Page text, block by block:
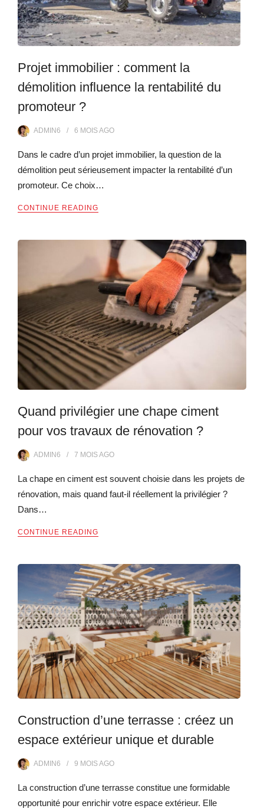
Projet immobilier : comment la
démolition influence la rentabilité du
promoteur ?
ADMIN6 6 MOISAGO
Dans le cadre d’un projet immobilier, la question de la
démolition peut sérieusement impacter la rentabilité d’un
promoteur. Ce choix…
CONTINUE READING
Quand privilégier une chape ciment
pour vos travaux de rénovation ?
ADMIN6 7 MOISAGO
La chape en ciment est souvent choisie dans les projets de
rénovation, mais quand faut-il réellement la privilégier ?
Dans…
CONTINUE READING
Construction d’une terrasse : créez un
espace extérieur unique et durable
ADMIN6 9 MOISAGO
La construction d’une terrasse constitue une formidable
opportunité pour enrichir votre espace extérieur. Elle